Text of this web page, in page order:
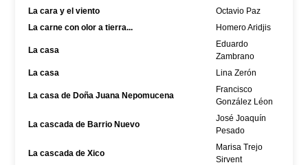
La cara y el viento
Octavio Paz
La carne con olor a tierra...
Homero Aridjis
La casa
Eduardo
Zambrano
La casa
Lina Zerón
La casa de Doña Juana Nepomucena
Francisco
González Léon
La cascada de Barrio Nuevo
José Joaquín
Pesado
La cascada de Xico
Marisa Trejo
Sirvent